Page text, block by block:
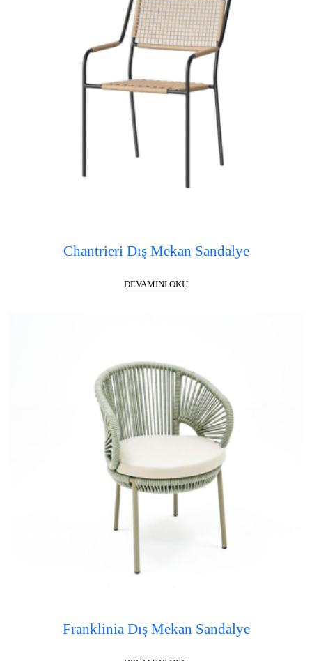
Chantrieri Dış Mekan Sandalye
DEVAMINI OKU
Franklinia Dış Mekan Sandalye